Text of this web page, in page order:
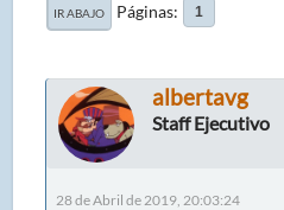
IR ABAJO Páginas 1
albertavg
Staff Ejecutivo
28 de Abril de 2019, 20:03:24